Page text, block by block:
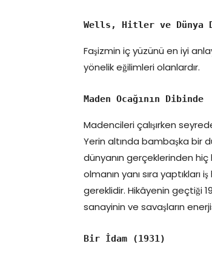
Wells, Hitler ve Dünya
Faşizmin iç yüzünü en iyi
yönelik eğilimleri olanlardır.
Maden Ocağının Dibinde
Madencileri çalışırken
Yerin altında bambaşka bir
dünyanın gerçeklerinden
olmanın yanı sıra
gereklidir. Hikâyenin geçtiği
sanayinin ve savaşların
Bir İdam (1931)